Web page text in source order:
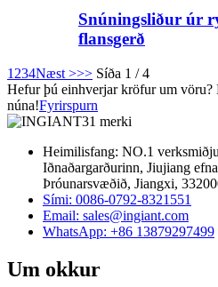
Snúningsliður úr
flansgerð
1 234Næst >>> Síða 1 / 4
Hefur þú einhverjar kröfur um vöru?
núna!Fyrirspurn
Heimilisfang: NO.1
Iðnaðargarðurinn, Jiujiang
Þróunarsvæðið, Jiangxi,
Sími: 0086-0792-8321551
Email: sales@ingiant.com
WhatsApp: +86 13879297499
Um okkur